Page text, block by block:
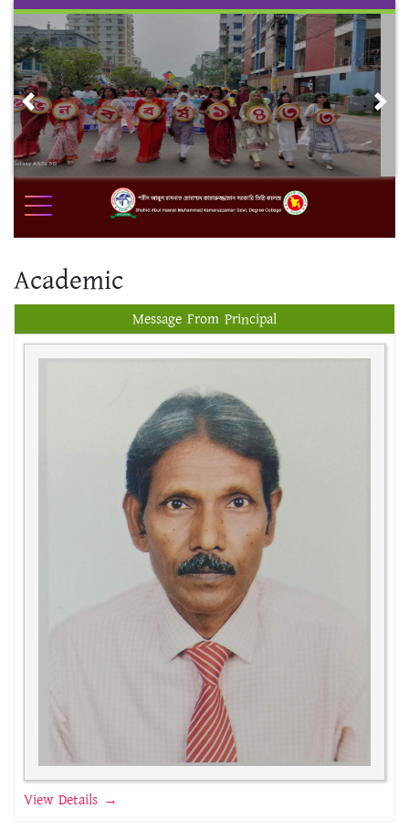
Skip
content
Previous
Academic
Message From Principal
View Details →